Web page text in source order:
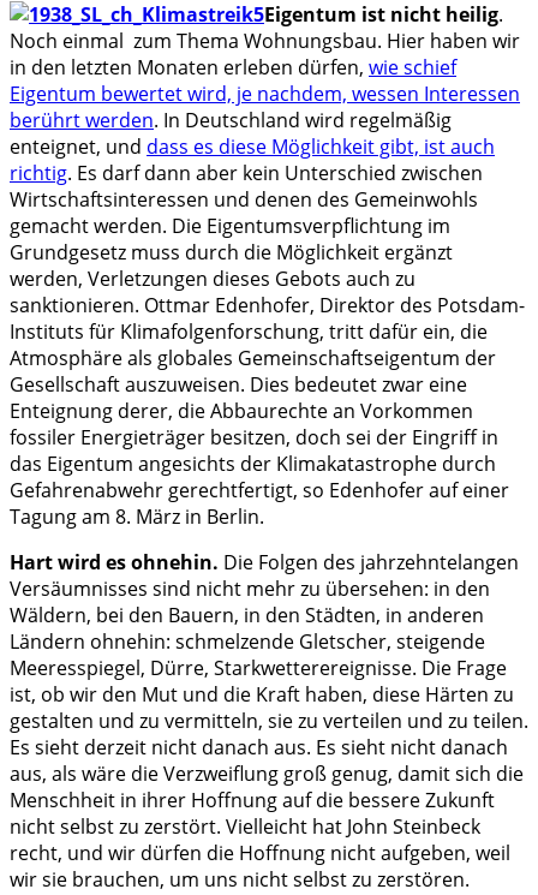
Eigentum ist nicht heilig.
Noch einmal zum Thema Wohnungsbau. Hier haben wir
in den letzten Monaten erleben dürfen, wie schief
Eigentum bewertet wird, je nachdem, wessen Interessen
berührt werden. In Deutschland wird regelmäßig
enteignet, und dass es diese Möglichkeit gibt, ist auch
richtig. Es darf dann aber kein Unterschied zwischen
Wirtschaftsinteressen und denen des Gemeinwohls
gemacht werden. Die Eigentumsverpflichtung im
Grundgesetz muss durch die Möglichkeit ergänzt
werden, Verletzungen dieses Gebots auch zu
sanktionieren. Ottmar Edenhofer, Direktor des Potsdam-
Instituts für Klimafolgenforschung, tritt dafür ein, die
Atmosphäre als globales Gemeinschaftseigentum der
Gesellschaft auszuweisen. Dies bedeutet zwar eine
Enteignung derer, die Abbaurechte an Vorkommen
fossiler Energieträger besitzen, doch sei der Eingriff in
das Eigentum angesichts der Klimakatastrophe durch
Gefahrenabwehr gerechtfertigt, so Edenhofer auf einer
Tagung am 8. März in Berlin.
Hart wird es ohnehin. Die Folgen des jahrzehntelangen
Versäumnisses sind nicht mehr zu übersehen: in den
Wäldern, bei den Bauern, in den Städten, in anderen
Ländern ohnehin: schmelzende Gletscher, steigende
Meeresspiegel, Dürre, Starkwetterereignisse. Die Frage
ist, ob wir den Mut und die Kraft haben, diese Härten zu
gestalten und zu vermitteln, sie zu verteilen und zu teilen.
Es sieht derzeit nicht danach aus. Es sieht nicht danach
aus, als wäre die Verzweiflung groß genug, damit sich die
Menschheit in ihrer Hoffnung auf die bessere Zukunft
nicht selbst zu zerstört. Vielleicht hat John Steinbeck
recht, und wir dürfen die Hoffnung nicht aufgeben, weil
wir sie brauchen, um uns nicht selbst zu zerstören.